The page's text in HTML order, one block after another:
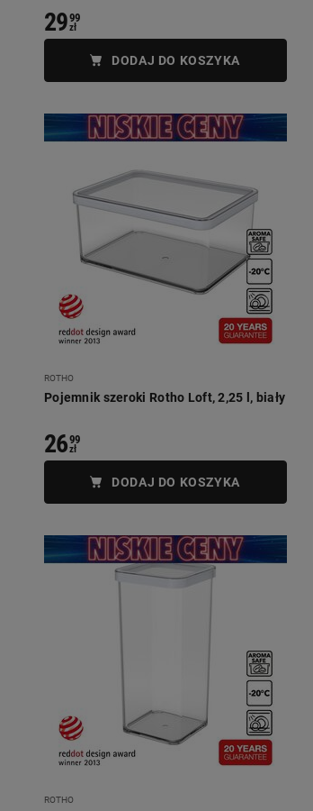
2999
zł
DODAJ DO KOSZYKA
ROTHO
Pojemnik szeroki Rotho Loft, 2,25 l, biały
2699
zł
DODAJ DO KOSZYKA
ROTHO